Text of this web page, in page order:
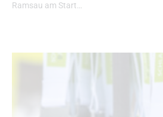
Ramsau am Start…